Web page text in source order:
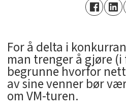
For å delta i
man trenger å gjøre
begrunne hvorfor
av sine venner bør
om VM-turen.